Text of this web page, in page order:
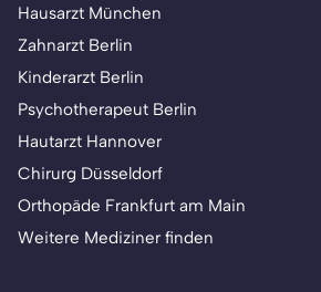
Hausarzt München
Zahnarzt Berlin
Kinderarzt Berlin
Psychotherapeut Berlin
Hautarzt Hannover
Chirurg Düsseldorf
Orthopäde Frankfurt am Main
Weitere Mediziner finden